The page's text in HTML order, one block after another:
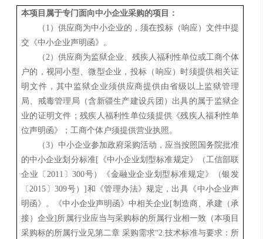
本项目属于专门面向中小企业采购的项目：
（ 1 ）供应商为中小企业的，须在投标（响应）文件中提
交《中小企业声明函》。
（2）供应商为监狱企业、残疾人福利性单位或工商个体
户的，视同小型、微型企业，投标（响应）时须提供相关证
明文件，其中监狱企业须供应商提供由省级以上监狱管理
局、戒毒管理局（含新疆生产建设兵团）出具的属于监狱企
业的证明文件；残疾人福利性单位须提供《残疾人福利性单
位声明函》；工商个体户须提供营业执照。
（3）中小企业参加政府采购活动，应当按照国务院批准
的中小企业划分标准[ 《中小企业划型标准规定》（工信部联
企业〔 2011 〕300号）《金融业企业划型标准规定》（银发
〔2015 〕309号）] 和《管理办法》规定，出具《中小企业声
明函》。《中小企业声明函》中相关企业 [制造商、承建（承
接）企业] 所属行业应当与采购标的所属行业相一致（本项目
采购标的所属行业见第二章 采购需求“2.技术标准与要求：所